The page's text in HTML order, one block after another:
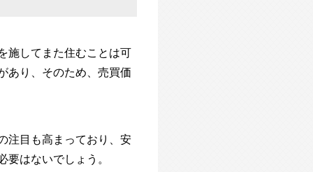
施してまた住むことは可
あり、そのため、売買価
注目も高まっており、安
はないでしょう。